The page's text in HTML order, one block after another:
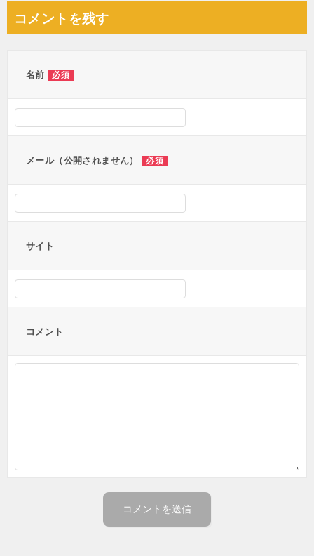
ビ
コメントを残す
名前 必須
メール（公開されません） 必須
サイト
コメント